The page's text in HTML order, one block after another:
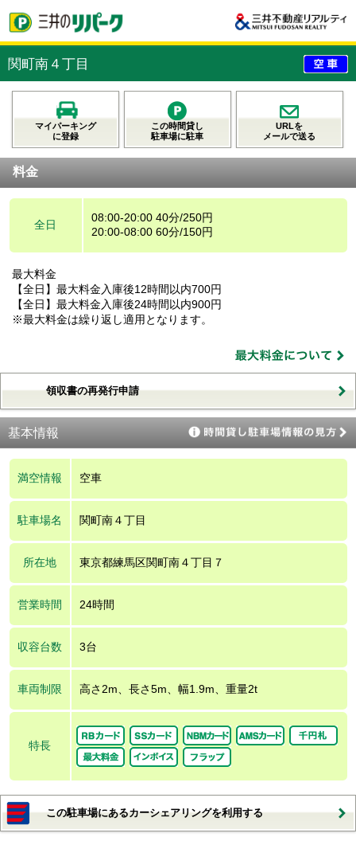
関町南４丁目
マイパーキング
に登録
この時間貸し
駐車場に駐車
URLを
メールで送る
料金
全日
08:00-20:00 40分/250円
20:00-08:00 60分/150円
最大料金
【全日】最大料金入庫後12時間以内700円
【全日】最大料金入庫後24時間以内900円
※最大料金は繰り返し適用となります。
領収書の再発行申請
基本情報
満空情報 空車
駐車場名 関町南４丁目
所在地 東京都練馬区関町南４丁目７
営業時間 24時間
収容台数 3台
車両制限 高さ2m、長さ5m、幅1.9m、重量2t
特長
この駐車場にあるカーシェアリングを利用する